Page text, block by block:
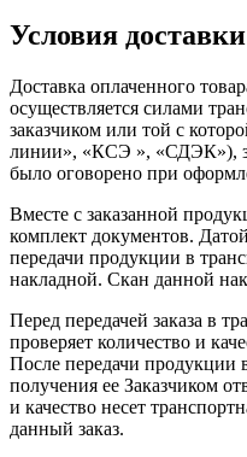
Условия
Доставка оплаченного
осуществляется силами
заказчиком или той с
линии», «КСЭ », «СДЭК»),
было оговорено при
Вместе с заказанной
комплект документов.
передачи продукции в
накладной. Скан данной
Перед передачей заказа в
проверяет количество и
После передачи
получения ее Заказчиком
и качество несет
данный заказ.